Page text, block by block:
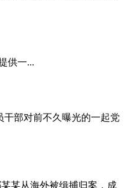
供一...
部对前不久曝光的一起党
某从海外被缉捕归案，成